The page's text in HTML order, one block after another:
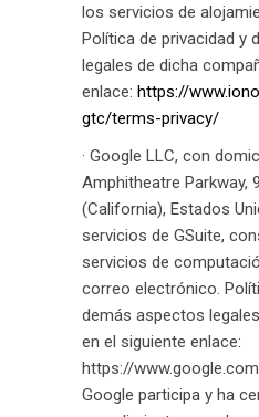
los servicios de
Política de privacidad y
legales de dicha
enlace: https://
gtc/terms-privacy/
· Google LLC, con
Amphitheatre Parkway,
(California), Estados
servicios de GSuite,
servicios de
correo electrónico.
demás aspectos
en el siguiente enlace:
https://
Google participa y ha